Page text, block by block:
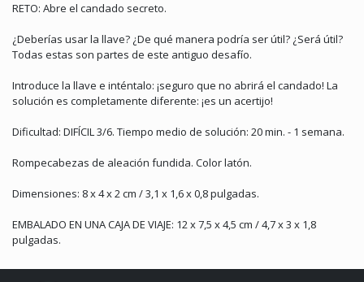
RETO: Abre el candado secreto.
¿Deberías usar la llave? ¿De qué manera podría ser útil? ¿Será útil?
Todas estas son partes de este antiguo desafío.
Introduce la llave e inténtalo: ¡seguro que no abrirá el candado! La
solución es completamente diferente: ¡es un acertijo!
Dificultad: DIFÍCIL 3/6. Tiempo medio de solución: 20 min. - 1 semana.
Rompecabezas de aleación fundida. Color latón.
Dimensiones: 8 x 4 x 2 cm / 3,1 x 1,6 x 0,8 pulgadas.
EMBALADO EN UNA CAJA DE VIAJE: 12 x 7,5 x 4,5 cm / 4,7 x 3 x 1,8
pulgadas.